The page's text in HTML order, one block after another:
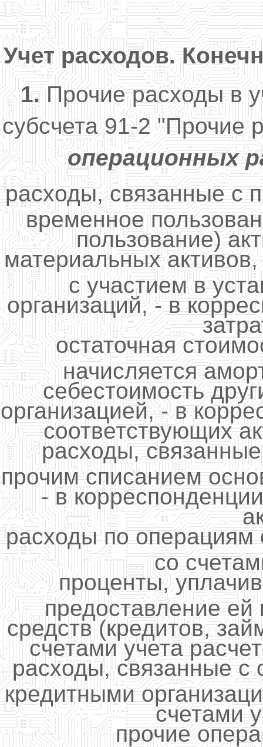
Учет расходов.
1.Прочие расходы в
субсчета 91-2 "Прочие
операционных
расходы, связанные с
временное
пользование)
материальных
с участием в
организаций, - в
остаточная
начисляется
себестоимость
организацией, - в
соответствующих
расходы,
прочим списанием
- в
расходы по операциям
со
проценты,
предоставление
средств (кредитов,
счетами учета
расходы, связанные с
кредитными
счетами
прочие